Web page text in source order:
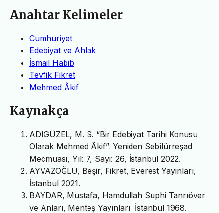
Anahtar Kelimeler
Cumhuriyet
Edebiyat ve Ahlak
İsmail Habib
Tevfik Fikret
Mehmed Âkif
Kaynakça
ADIGÜZEL, M. S. “Bir Edebiyat Tarihi Konusu
Olarak Mehmed Âkif”, Yeniden Sebîlürreşad
Mecmuası, Yıl: 7, Sayı: 26, İstanbul 2022.
AYVAZOĞLU, Beşir, Fikret, Everest Yayınları,
İstanbul 2021.
BAYDAR, Mustafa, Hamdullah Suphi Tanrıöver
ve Anları, Menteş Yayınları, İstanbul 1968.